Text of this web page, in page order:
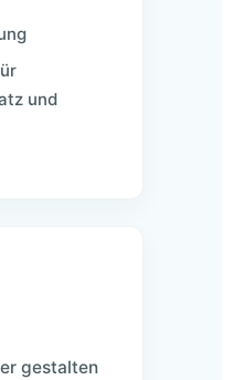
und
gestalten